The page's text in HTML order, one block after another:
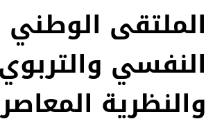
الملتقى
النفسي
والنظرية